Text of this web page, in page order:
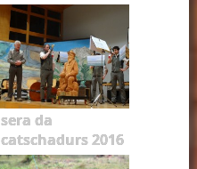
sera da
catschadurs 2016